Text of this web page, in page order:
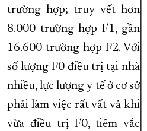
trường hợp; truy vết hơn
8.000 trường hợp F1, gần
16.600 trường hợp F2. Với
số lượng F0 điều trị tại nhà
nhiều, lực lượng y tế ở cơ sở
phải làm việc rất vất vả khi
vừa điều trị F0, tiêm vắc